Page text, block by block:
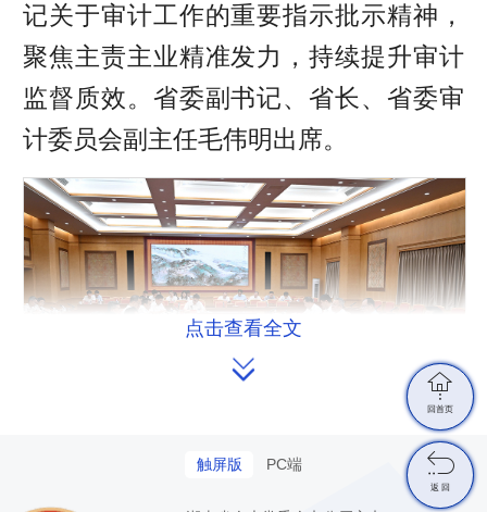
r
e
记关于审计工作的重要指示批示精神，
聚焦主责主业精准发力，持续提升审计
监督质效。省委副书记、省长、省委审
计委员会副主任毛伟明出席。
点击查看全文

触屏版 PC端

回首页

返 回